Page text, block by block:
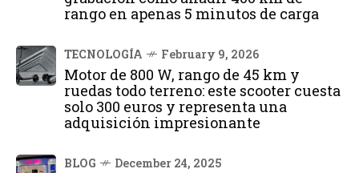
rango en apenas 5 minutos de carga
TECNOLOGÍA February 9, 2026
Motor de 800 W, rango de 45 km y
ruedas todo terreno: este scooter cuesta
solo 300 euros y representa una
adquisición impresionante
BLOG December 24, 2025